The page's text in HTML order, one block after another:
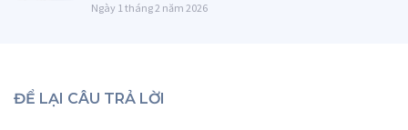
Ngày 1 tháng 2 năm 2026
ĐỂ LẠI CÂU TRẢ LỜI